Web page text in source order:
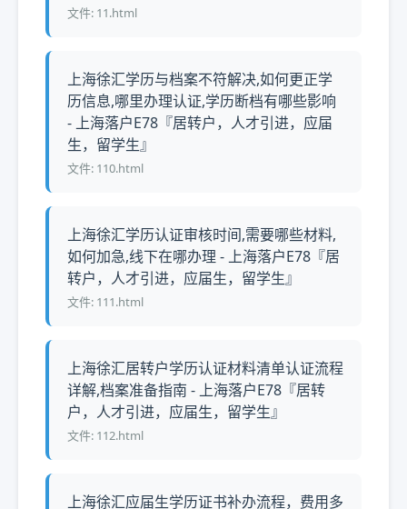
文件: 11.html
上海徐汇学历与档案不符解决,如何更正学
历信息,哪里办理认证,学历断档有哪些影响
- 上海落户E78『居转户，人才引进，应届
生，留学生』
文件: 110.html
上海徐汇学历认证审核时间,需要哪些材料,
如何加急,线下在哪办理 - 上海落户E78『居
转户，人才引进，应届生，留学生』
文件: 111.html
上海徐汇居转户学历认证材料清单认证流程
详解,档案准备指南 - 上海落户E78『居转
户，人才引进，应届生，留学生』
文件: 112.html
上海徐汇应届生学历证书补办流程，费用多